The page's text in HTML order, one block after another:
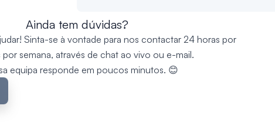
Ainda tem dúvidas?
Sinta-se à vontade para nos contactar 24 horas por
por semana, através de chat ao vivo ou e-mail.
equipa responde em poucos minutos. 😊